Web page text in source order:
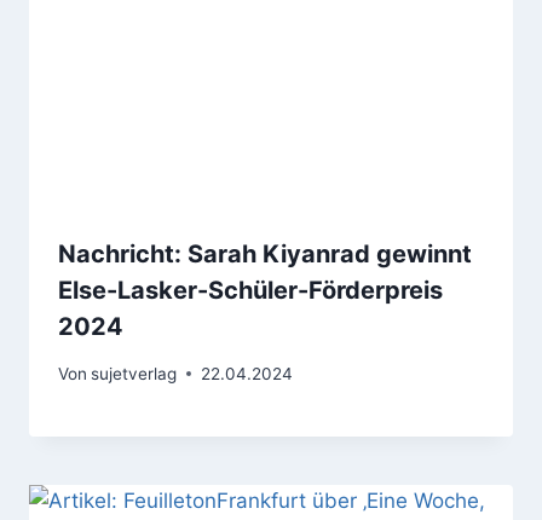
Nachricht: Sarah Kiyanrad gewinnt
Else-Lasker-Schüler-Förderpreis
2024
Von sujetverlag 22.04.2024